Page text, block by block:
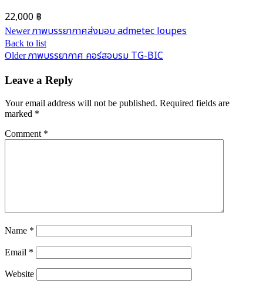
22,000 ฿
Newer ภาพบรรยากาศส่งมอบ admetec loupes
Back to list
Older ภาพบรรยากาศ คอร์สอบรม TG-BIC
Leave a Reply
Your email address will not be published. Required fields are
marked *
Comment *
Name *
Email *
Website